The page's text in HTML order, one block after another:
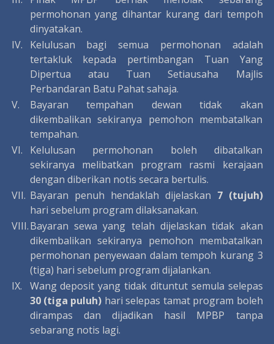
permohonan yang dihantar kurang dari tempoh
dinyatakan.
IV.
Kelulusan bagi semua permohonan adalah
tertakluk kepada pertimbangan Tuan Yang
Dipertua atau Tuan Setiausaha Majlis
Perbandaran Batu Pahat sahaja.
V.
Bayaran tempahan dewan tidak akan
dikembalikan sekiranya pemohon membatalkan
tempahan.
VI.
Kelulusan permohonan boleh dibatalkan
sekiranya melibatkan program rasmi kerajaan
dengan diberikan notis secara bertulis.
VII. Bayaran penuh hendaklah dijelaskan 7 (tujuh)
hari sebelum program dilaksanakan.
VIII.Bayaran sewa yang telah dijelaskan tidak akan
dikembalikan sekiranya pemohon membatalkan
permohonan penyewaan dalam tempoh kurang 3
(tiga) hari sebelum program dijalankan.
IX.
Wang deposit yang tidak dituntut semula selepas
30 (tiga puluh) hari selepas tamat program boleh
dirampas dan dijadikan hasil MPBP tanpa
sebarang notis lagi.